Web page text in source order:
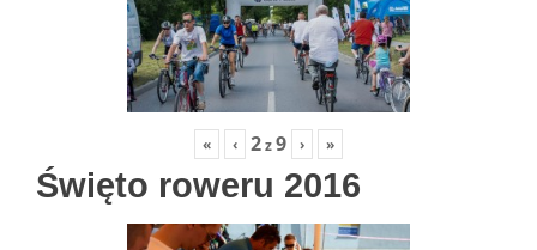
« ‹ 2z9 › »
Święto roweru 2016